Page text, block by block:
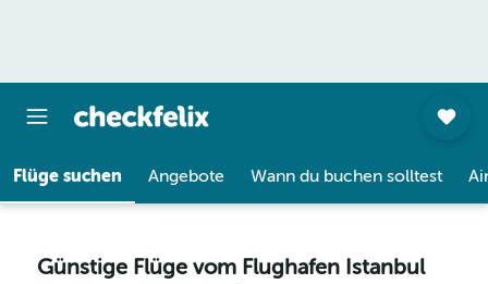
Flüge suchen Angebote Wann du buchen solltest
Günstige Flüge vom Flughafen Istanbul